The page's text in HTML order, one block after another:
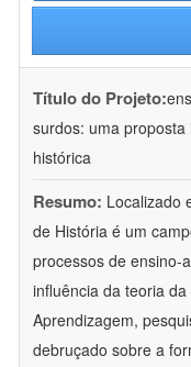
Título do Projeto:
surdos: uma
histórica
Resumo: Localizado
de História é um
processos de ensino-
influência da teoria
Aprendizagem,
debruçado sobre a